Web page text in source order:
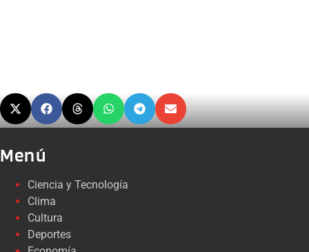
Menú
Ciencia y Tecnología
Clima
Cultura
Deportes